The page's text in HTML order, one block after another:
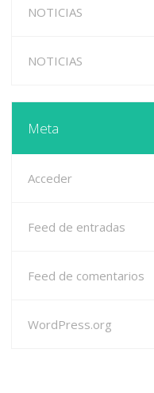
NOTICIAS
NOTICIAS
Meta
Acceder
Feed de entradas
Feed de comentarios
WordPress.org